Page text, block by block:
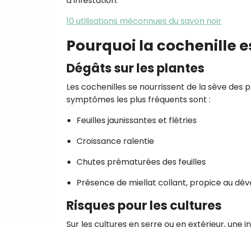
10 utilisations méconnues du savon noir
Pourquoi la cochenille
Dégâts sur les plantes
Les cochenilles se nourrissent de la sève
symptômes les plus fréquents sont :
Feuilles jaunissantes et flétries
Croissance ralentie
Chutes prématurées des feuilles
Présence de miellat collant, propice au
Risques pour les cultures
Sur les cultures en serre ou en extérieur,